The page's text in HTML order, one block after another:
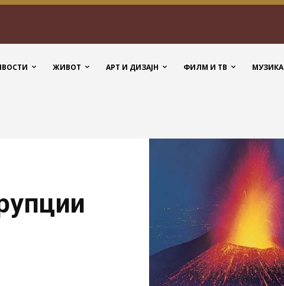
ЖИВОТ АРТ И ДИЗАЈН ФИЛМ И ТВ МУЗИКА